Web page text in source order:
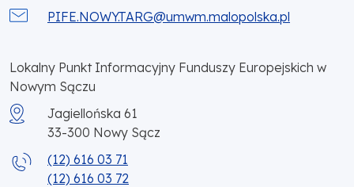
PIFE.NOWY.TARG@umwm.malopolska.pl
Lokalny Punkt Informacyjny Funduszy Europejskich w
Nowym Sączu
Jagiellońska 61
33-300 Nowy Sącz
(12) 616 03 71
(12) 616 03 72